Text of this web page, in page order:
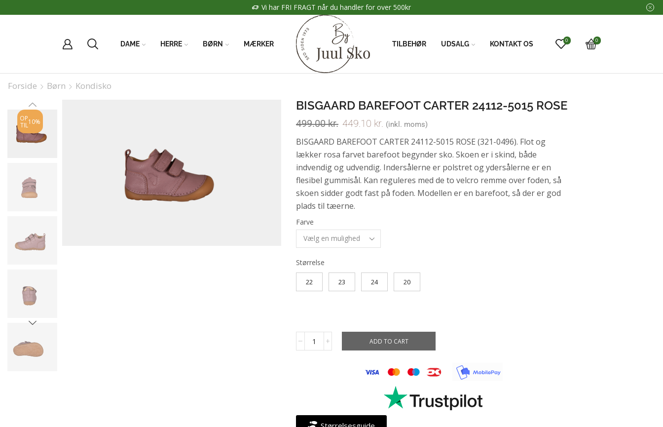
Vi har FRI FRAGT når du handler for over 500kr
DAME HERRE BØRN MÆRKER TILBEHØR UDSALG KONTAKT OS 0 0
Forside Børn Kondisko
OP
TIL 10%
BISGAARD BAREFOOT CARTER 24112-5015 ROSE
499.00kr. 449.10 kr. (inkl. moms)
BISGAARD BAREFOOT CARTER 24112-5015 ROSE (321-0496). Flot og
lækker rosa farvet barefoot begynder sko. Skoen er i skind, både
indvendig og udvendig. Indersålerne er polstret og ydersålerne er en
flesibel gummisål. Kan reguleres med de to velcro remme over foden, så
skoen sidder godt fast på foden. Modellen er en barefoot, så der er god
plads til tæerne.
Farve
Størrelse
22 23 24 20
ADD TO CART